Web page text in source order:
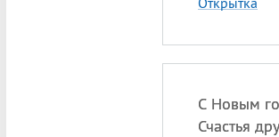
С Новым
Счастья